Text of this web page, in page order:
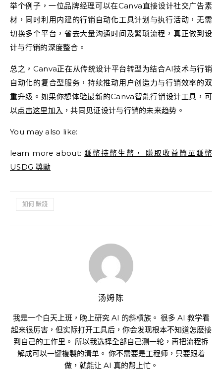
举个例子，一位品牌经理可以在Canva直接设计社交广告素
材，同时利用内建的行销自动化工具计划与执行活动，无需
切换多个平台，省去大量沟通时间及繁琐流程，真正做到设
计与行销的深度整合。
总之，Canva正在从传统设计平台转型为结合AI技术与行销
自动化的复合型服务，持续推动用户创造力与行销效率的双
重升级。如果你想体验最新的Canva智能行销设计工具，可
以点击这里加入 ，共同见证设计与行销的未来趋势。
You may also like:
learn more about: 賺幣持幣生幣， 賺取收益簡單賺幣
USDG 獎勵
如何 賺錢
汤姆陈
我是一个白天上班，晚上研究 AI 的斜槓族。 很多 AI 教学看
起来很厉害，但实际打开工具后，你会发现根本不知道怎麽接
到自己的工作里。 所以我选择全部自己测一轮，再把流程拆
解成可以一键複製的清单。 你不需要是工程师，只要跟着
做，就能让 AI 真的帮上忙。